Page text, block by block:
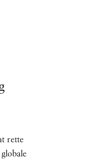
rette